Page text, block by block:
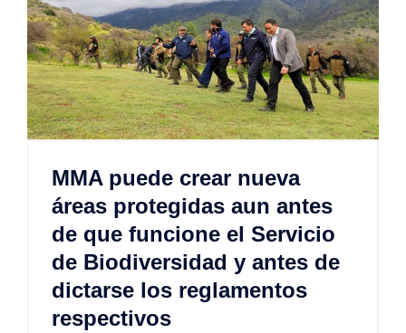
MMA puede crear nueva
áreas protegidas aun antes
de que funcione el Servicio
de Biodiversidad y antes de
dictarse los reglamentos
respectivos